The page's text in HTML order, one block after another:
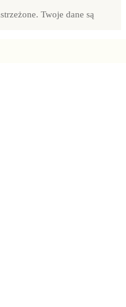
Twoje dane są